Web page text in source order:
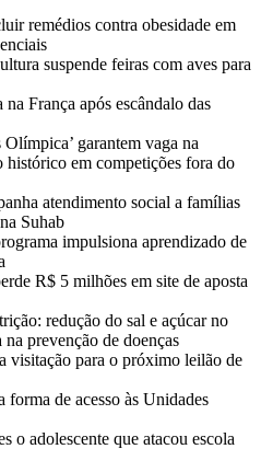
remédios contra obesidade em
suspende feiras com aves para
França após escândalo das
garantem vaga na
histórico em competições fora do
atendimento social a famílias
Suhab
impulsiona aprendizado de
R$ 5 milhões em site de aposta
redução do sal e açúcar no
prevenção de doenças
visitação para o próximo leilão de
forma de acesso às Unidades
o adolescente que atacou escola